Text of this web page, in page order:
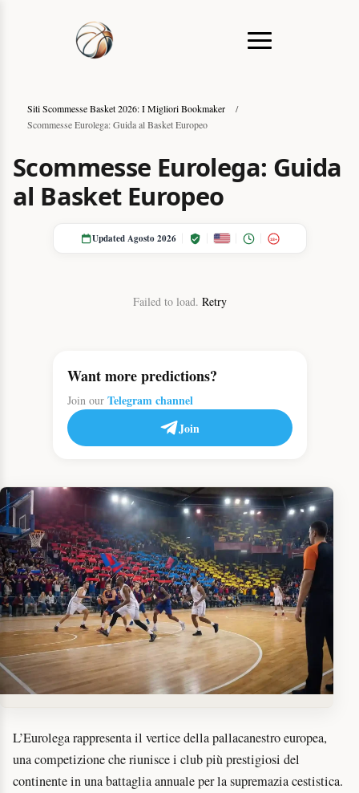
Siti Scommesse Basket 2026: I Migliori Bookmaker
/
Scommesse Eurolega: Guida al Basket Europeo
Scommesse Eurolega: Guida
al Basket Europeo
Updated Agosto 2026 18+
Failed to load. Retry
Want more predictions?
Join our Telegram channel
Join
L’Eurolega rappresenta il vertice della pallacanestro europea,
una competizione che riunisce i club più prestigiosi del
continente in una battaglia annuale per la supremazia cestistica.